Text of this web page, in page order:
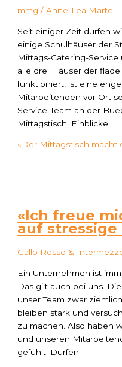
mmg /Anne-Lea Marte
Seit einiger Zeit dürfen
einige Schulhäuser der
Mittags-Catering-
alle drei Häuser der
funktioniert, ist eine
Mitarbeitenden vor Ort
Service-Team an der
Mittagstisch. Einblicke
«Der Mittagstisch macht
«Ich freue
auf stressige
Gallo Rosso &
Ein Unternehmen ist
Das gilt auch bei uns.
unser Team zwar
bleiben stark und
zu machen. Also haben
und unseren
gefühlt. Dürfen